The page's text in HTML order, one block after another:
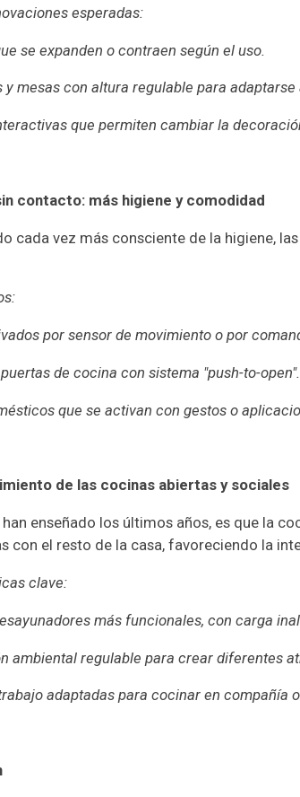
esperadas:
se expanden o contraen según el uso.
y mesas con altura regulable para
que permiten cambiar la
contacto: más higiene y comodidad
cada vez más consciente de la higiene,
por sensor de movimiento o por
de cocina con sistema "push-to-open".
que se activan con gestos o
de las cocinas abiertas y sociales
enseñado los últimos años, es que la
con el resto de la casa, favoreciendo la
clave:
más funcionales, con carga
ambiental regulable para crear diferentes
adaptadas para cocinar en compañía